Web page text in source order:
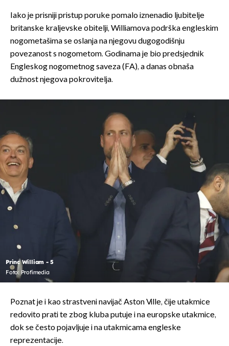
Iako je prisniji pristup poruke pomalo iznenadio ljubitelje
britanske kraljevske obitelji, Williamova podrška engleskim
nogometašima se oslanja na njegovu dugogodišnju
povezanost s nogometom. Godinama je bio predsjednik
Engleskog nogometnog saveza (FA), a danas obnaša
dužnost njegova pokrovitelja.
Princ William - 5
Foto: Profimedia
Poznat je i kao strastveni navijač Aston Ville, čije utakmice
redovito prati te zbog kluba putuje i na europske utakmice,
dok se često pojavljuje i na utakmicama engleske
reprezentacije.